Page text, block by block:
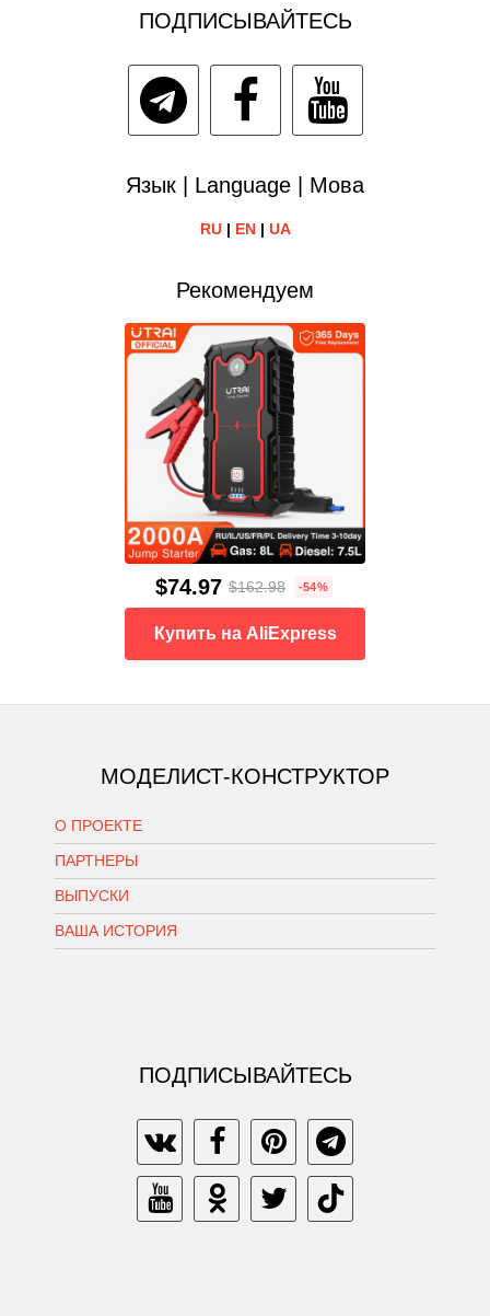
ПОДПИСЫВАЙТЕСЬ
Язык | Language | Мова
RU| EN| UA
Рекомендуем
$74.97 $162.98 -54%
Купить на AliExpress
МОДЕЛИСТ-КОНСТРУКТОР
О ПРОЕКТЕ
ПАРТНЕРЫ
ВЫПУСКИ
ВАША ИСТОРИЯ
ПОДПИСЫВАЙТЕСЬ